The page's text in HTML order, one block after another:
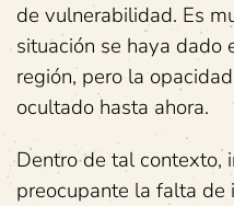
de vulnerabilidad. Es
situación se haya dado
región, pero la
ocultado hasta ahora.
Dentro de tal contexto,
preocupante la falta de